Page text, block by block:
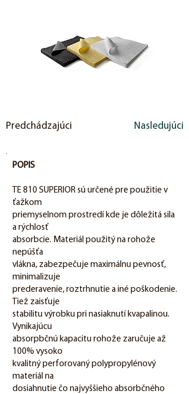
Predchádzajúci Nasledujúci
POPIS
TE 810 SUPERIOR sú určené pre použitie v
ťažkom
priemyselnom prostredí kde je dôležitá sila
a rýchlosť
absorbcie. Materiál použitý na rohože
nepúšťa
vlákna, zabezpečuje maximálnu pevnosť,
minimalizuje
prederavenie, roztrhnutie a iné poškodenie.
Tiež zaisťuje
stabilitu výrobku pri nasiaknutí kvapalinou.
Vynikajúcu
absorpbčnú kapacitu rohože zaručuje až
100% vysoko
kvalitný perforovaný polypropylénový
materiál na
dosiahnutie čo najvyššieho absorbčného